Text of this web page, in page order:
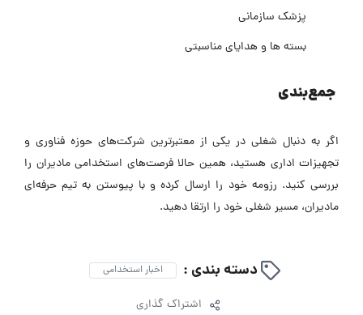
پزشک سازمانی
بسته ها و هدایای مناسبتی
جمع‌بندی
اگر به دنبال شغلی در یکی از معتبرترین شرکت‌های حوزه فناوری و
تجهیزات اداری هستید، همین حالا فرصت‌های استخدامی مادیران را
بررسی کنید. رزومه خود را ارسال کرده و با پیوستن به تیم حرفه‌ای
مادیران، مسیر شغلی خود را ارتقا دهید.
دسته بندی : اخبار استخدامی
اشتراک گذاری